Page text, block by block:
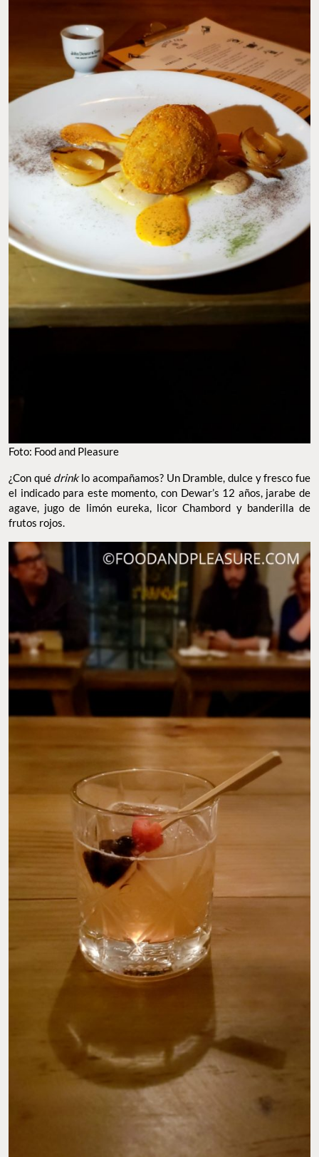
Foto: Food and Pleasure
¿Con qué drinklo acompañamos? Un Dramble, dulce y fresco fue
el indicado para este momento, con Dewar’s 12 años, jarabe de
agave, jugo de limón eureka, licor Chambord y banderilla de
frutos rojos.